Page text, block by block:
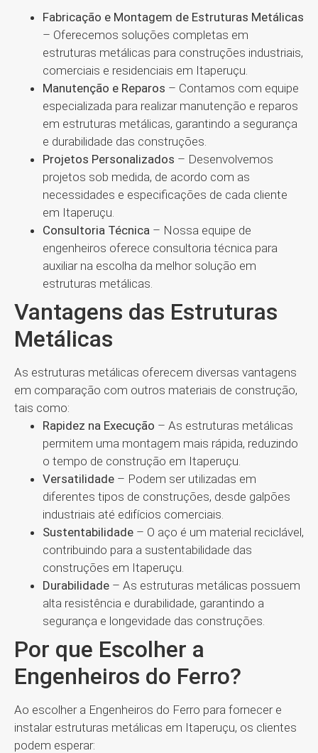
Fabricação e Montagem de Estruturas Metálicas
– Oferecemos soluções completas em
estruturas metálicas para construções industriais,
comerciais e residenciais em Itaperuçu.
Manutenção e Reparos – Contamos com equipe
especializada para realizar manutenção e reparos
em estruturas metálicas, garantindo a segurança
e durabilidade das construções.
Projetos Personalizados – Desenvolvemos
projetos sob medida, de acordo com as
necessidades e especificações de cada cliente
em Itaperuçu.
Consultoria Técnica – Nossa equipe de
engenheiros oferece consultoria técnica para
auxiliar na escolha da melhor solução em
estruturas metálicas.
Vantagens das Estruturas
Metálicas
As estruturas metálicas oferecem diversas vantagens
em comparação com outros materiais de construção,
tais como:
Rapidez na Execução – As estruturas metálicas
permitem uma montagem mais rápida, reduzindo
o tempo de construção em Itaperuçu.
Versatilidade – Podem ser utilizadas em
diferentes tipos de construções, desde galpões
industriais até edifícios comerciais.
Sustentabilidade – O aço é um material reciclável,
contribuindo para a sustentabilidade das
construções em Itaperuçu.
Durabilidade – As estruturas metálicas possuem
alta resistência e durabilidade, garantindo a
segurança e longevidade das construções.
Por que Escolher a
Engenheiros do Ferro?
Ao escolher a Engenheiros do Ferro para fornecer e
instalar estruturas metálicas em Itaperuçu, os clientes
podem esperar: